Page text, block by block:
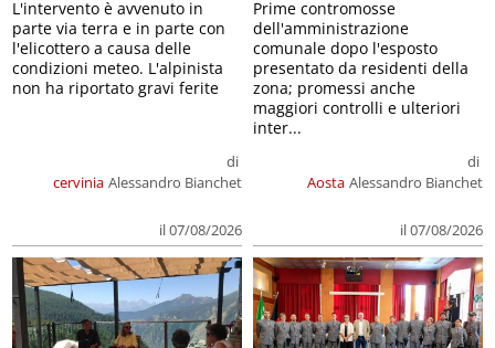
cervinia
di
Alessandro Bianchet
il 07/08/2026
L'intervento è avvenuto in
parte via terra e in parte con
l'elicottero a causa delle
condizioni meteo. L'alpinista
non ha riportato gravi ferite
Aosta
di
Alessandro Bianchet
il 07/08/2026
Prime contromosse
dell'amministrazione
comunale dopo l'esposto
presentato da residenti della
zona; promessi anche
maggiori controlli e ulteriori
inter...